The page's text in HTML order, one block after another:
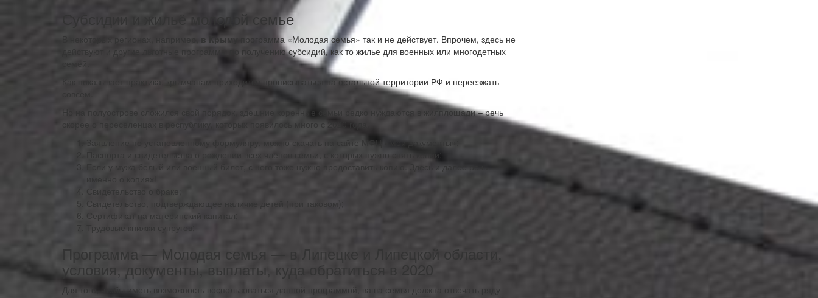
Субсидии и жильё молодой семье
В некоторых регионах, например, в Крыму
программа «Молодая семья» так и не действует. Впрочем, здесь не
действуют и другие льготные программы по получению субсидий, как то жилье для военных или многодетных
Как показывает практика, крымчанам приходится прописываться на остальной территории РФ и переезжать
Но на полуострове сложился свой порядок, здешние коренные семьи редко нуждаются в жилплощади – речь
скорее о переселенцах в республику, которых появилось много с 2020 года.
Заявление по установленному формуляру, можно скачать на сайте МФЦ «Мои документы»;
Паспорта и свидетельства о рождении всех членов семьи, с которых нужно снять копии;
Если у мужа белый или военный билет, с него тоже нужно предоставить копию. Здесь и далее речь
Свидетельство о браке;
Свидетельство, подтверждающее наличие детей (при таковом);
Сертификат на материнский капитал;
Трудовые книжки супругов;
Программа — Молодая семья — в Липецке и Липецкой области,
условия, документы, выплаты, куда обратиться в 2020
Для того, чтобы иметь возможность воспользоваться данной программой, ваша семья должна отвечать ряду